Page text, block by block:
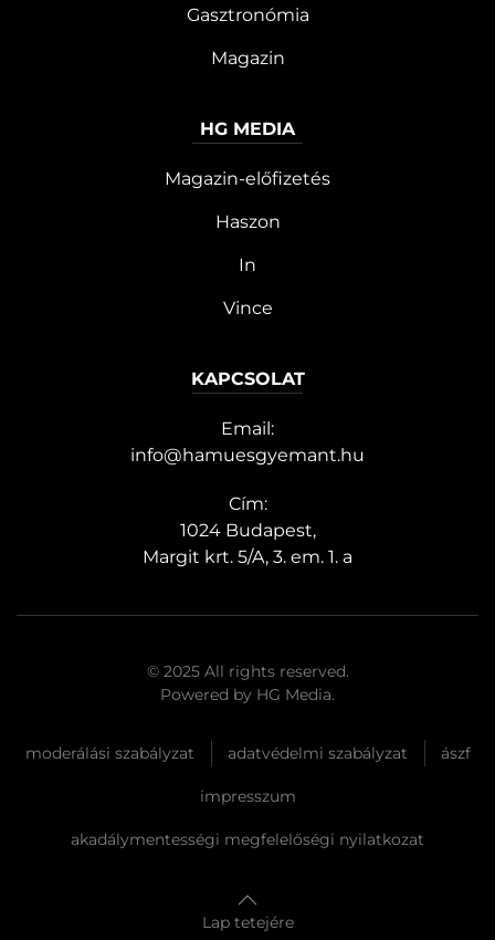
Gasztronómia
Magazin
HG MEDIA
Magazin-előfizetés
Haszon
In
Vince
KAPCSOLAT
Email:
info@hamuesgyemant.hu
Cím:
1024 Budapest,
Margit krt. 5/A, 3. em. 1. a
© 2025 All rights reserved.
Powered by HG Media.
moderálási szabályzat adatvédelmi szabályzat ászf
impresszum
akadálymentességi megfelelőségi nyilatkozat
Lap tetejére